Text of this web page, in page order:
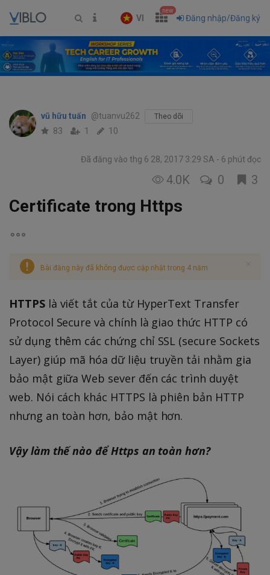
VI
new
Đăng nhập/Đăng ký
vũ hữu tuấn @tuanvu262 Theo dõi
83 1 10
Đã đăng vào thg 6 28, 2017 3:29 SA 6 phút đọc
4.0K 0 3
Certificate trong Https
Bài đăng này đã không được cập nhật trong 4 năm
HTTPSlà viết tắt của từ HyperText Transfer
Protocol Secure và chính là giao thức HTTP có
sử dụng thêm các chứng chỉ SSL (secure Sockets
Layer) giúp mã hóa dữ liệu truyền tải nhằm gia
bảo mật giữa Web sever đến các trình duyệt
web. Nói cách khác HTTPS là phiên bản HTTP
nhưng an toàn hơn, bảo mật hơn.
Vậy làm thế nào để Https an toàn hơn?